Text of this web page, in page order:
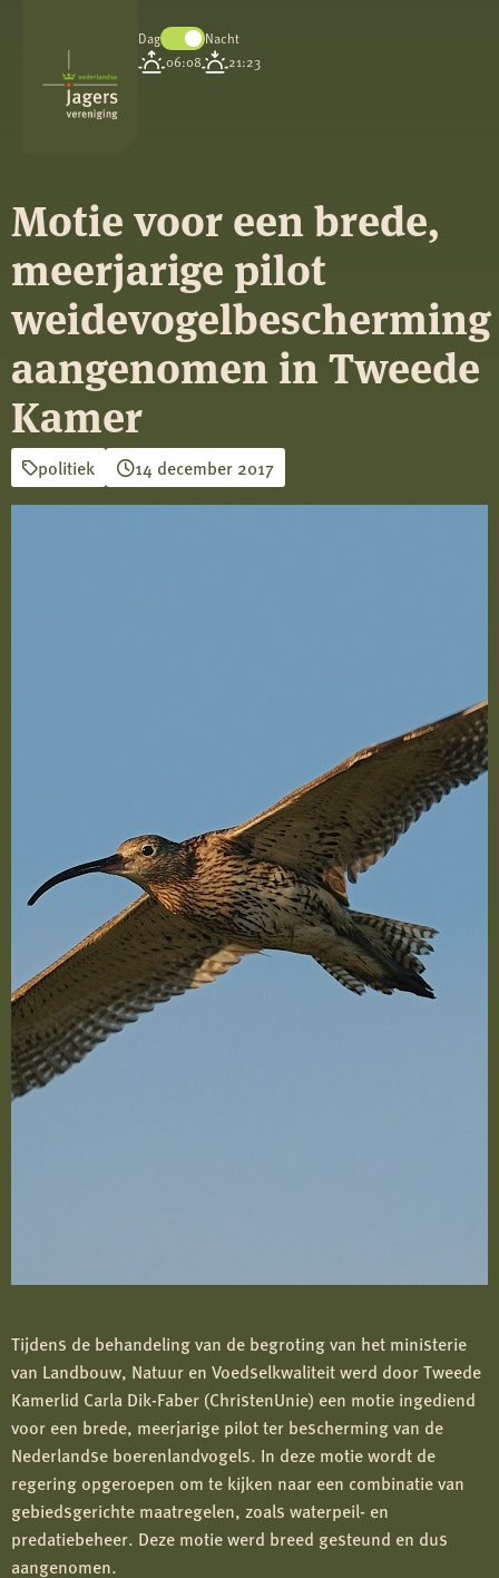
Koninklijke
Nederlandse
Jagersvereniging
Dag
Nacht
06:08
21:23
Motie voor een brede,
meerjarige pilot
weidevogelbescherming
aangenomen in Tweede
Kamer
politiek 14 december 2017
Tijdens de behandeling van de begroting van het ministerie
van Landbouw, Natuur en Voedselkwaliteit werd door Tweede
Kamerlid Carla Dik-Faber (ChristenUnie) een motie ingediend
voor een brede, meerjarige pilot ter bescherming van de
Nederlandse boerenlandvogels. In deze motie wordt de
regering opgeroepen om te kijken naar een combinatie van
gebiedsgerichte maatregelen, zoals waterpeil- en
predatiebeheer. Deze motie werd breed gesteund en dus
aangenomen.